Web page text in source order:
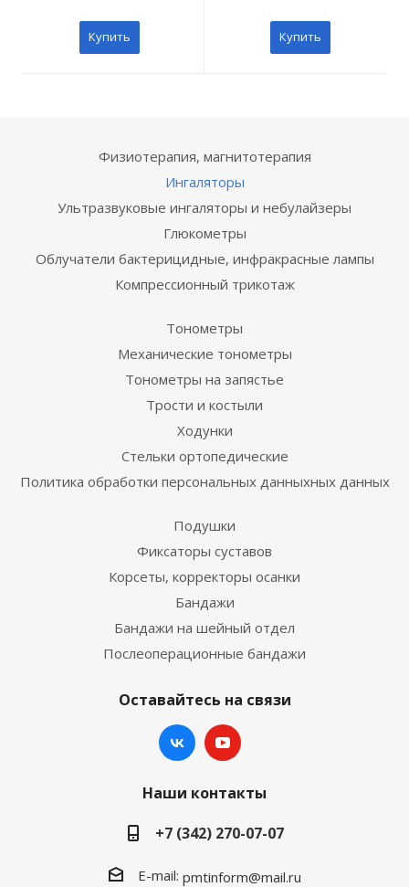
Купить Купить
Физиотерапия, магнитотерапия
Ингаляторы
Ультразвуковые ингаляторы и небулайзеры
Глюкометры
Облучатели бактерицидные, инфракрасные лампы
Компрессионный трикотаж
Тонометры
Механические тонометры
Тонометры на запястье
Трости и костыли
Ходунки
Стельки ортопедические
Политика обработки персональных данныхных данных
Подушки
Фиксаторы суставов
Корсеты, корректоры осанки
Бандажи
Бандажи на шейный отдел
Послеоперационные бандажи
Оставайтесь на связи
Наши контакты
+7 (342) 270-07-07
E-mail: pmtinform@mail.ru